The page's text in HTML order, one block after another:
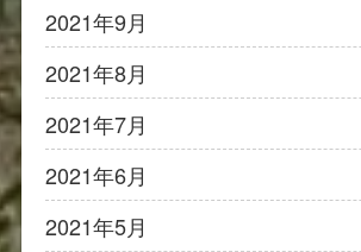
2021年9月
2021年8月
2021年7月
2021年6月
2021年5月